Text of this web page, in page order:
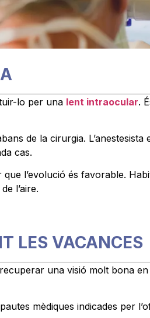
lo per una lent intraocular.
de la cirurgia.
cas.
l’evolució és favorable.
l’aire.
LES VACANCES
una visió molt bona
mèdiques indicades per